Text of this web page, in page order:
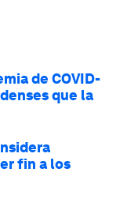
de COVID-
que la
fin a los